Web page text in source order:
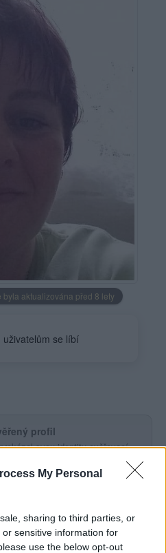
My Personal
sharing to third parties, or
sensitive information for
use the below opt-out
byla aktualizována před 8 lety
uživatelům se líbí
profil
svou identitu ověřovací
nelze zaručit, že fotografie a
skutečné osobě.
město
Země: